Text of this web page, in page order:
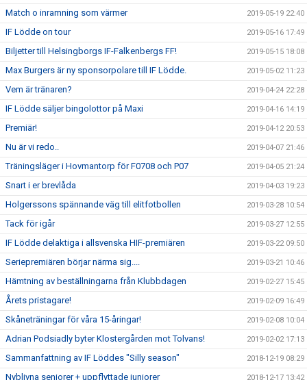
Match o inramning som värmer 2019-05-19 22:40
IF Lödde on tour 2019-05-16 17:49
Biljetter till Helsingborgs IF-Falkenbergs FF! 2019-05-15 18:08
Max Burgers är ny sponsorpolare till IF Lödde. 2019-05-02 11:23
Vem är tränaren? 2019-04-24 22:28
IF Lödde säljer bingolottor på Maxi 2019-04-16 14:19
Premiär! 2019-04-12 20:53
Nu är vi redo.. 2019-04-07 21:46
Träningsläger i Hovmantorp för F0708 och P07 2019-04-05 21:24
Snart i er brevlåda 2019-04-03 19:23
Holgerssons spännande väg till elitfotbollen 2019-03-28 10:54
Tack för igår 2019-03-27 12:55
IF Lödde delaktiga i allsvenska HIF-premiären 2019-03-22 09:50
Seriepremiären börjar närma sig.... 2019-03-21 10:46
Hämtning av beställningarna från Klubbdagen 2019-02-27 15:45
Årets pristagare! 2019-02-09 16:49
Skåneträningar för våra 15-åringar! 2019-02-08 10:04
Adrian Podsiadly byter Klostergården mot Tolvans! 2019-02-02 17:13
Sammanfattning av IF Löddes "Silly season" 2018-12-19 08:29
Nyblivna seniorer + uppflyttade juniorer 2018-12-17 13:42